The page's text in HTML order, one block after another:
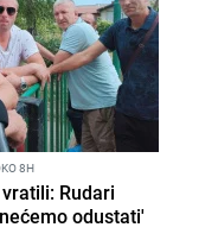
8H
Rudari
odustati'